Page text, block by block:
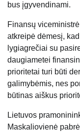
bus įgyvendinami.
Finansų viceministrė
atkreipė dėmesį,
lygiagrečiai su
daugiametei
prioritetai turi būti
galimybėmis, nes
būtinas aiškus
Lietuvos
Maskaliovienė